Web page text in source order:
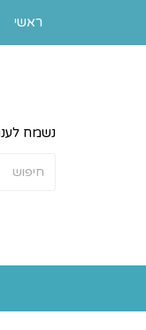
נשמח
ראשי